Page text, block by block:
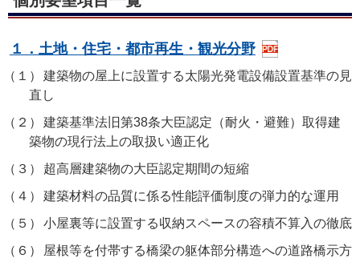
１．土地・住宅・都市再生・観光分野
（１）
建築物の屋上に設置する太陽光発電設備設置基準の見
直し
（２）
建築基準法旧第38条大臣認定（耐火・避難）取得建
築物の現行法上の取扱い適正化
（３）
超高層建築物の大臣認定期間の短縮
（４）
建築材料の品質に係る性能評価制度の弾力的な運用
（５）
小屋裏等に設置する収納スペースの容積不算入の徹底
（６）
屋根等を付帯する橋梁の躯体部分構造への道路橋示方